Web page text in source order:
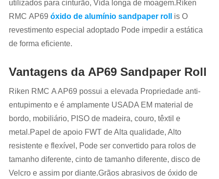
utilizados para cinturão, Vida longa de moagem.Riken
RMC AP69 óxido de alumínio sandpaper roll is O
revestimento especial adoptado Pode impedir a estática
de forma eficiente.
Vantagens da AP69 Sandpaper Roll
Riken RMC A AP69 possui a elevada Propriedade anti-
entupimento e é amplamente USADA EM material de
bordo, mobiliário, PISO de madeira, couro, têxtil e
metal.Papel de apoio FWT de Alta qualidade, Alto
resistente e flexível, Pode ser convertido para rolos de
tamanho diferente, cinto de tamanho diferente, disco de
Velcro e assim por diante.Grãos abrasivos de óxido de